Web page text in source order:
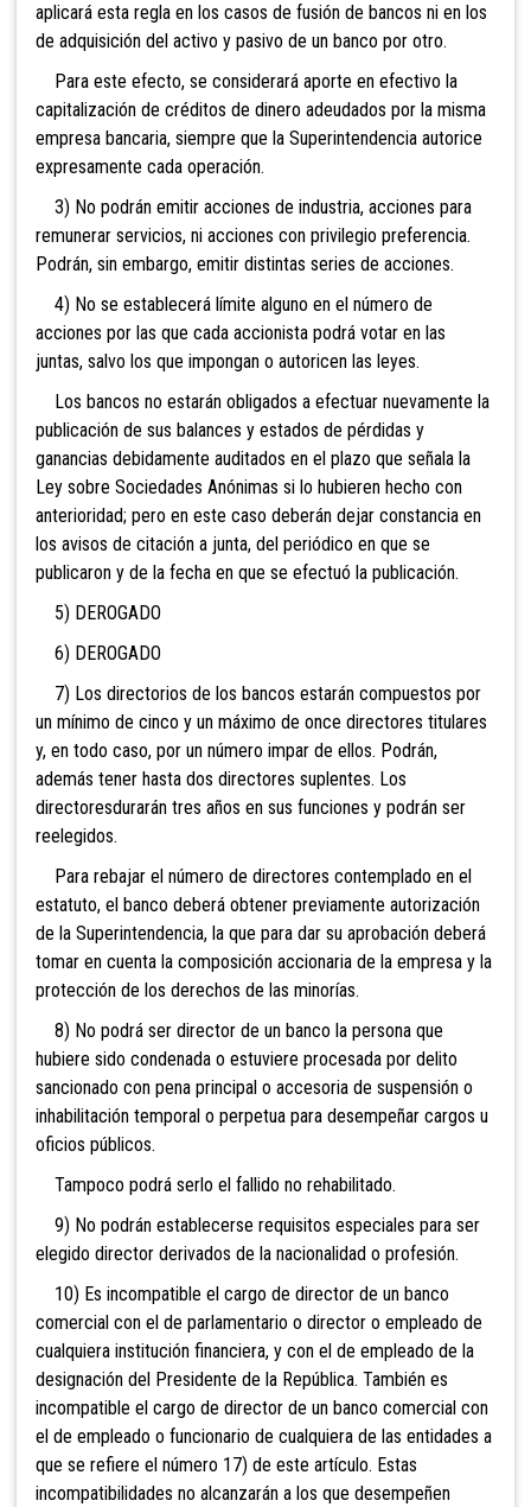
aplicará esta regla en los casos de fusión de bancos ni en los
de adquisición del activo y pasivo de un banco por otro.
Para este efecto, se considerará aporte en efectivo la
capitalización de créditos de dinero adeudados por la misma
empresa bancaria, siempre que la Superintendencia autorice
expresamente cada operación.
3) No podrán emitir acciones de industria, acciones para
remunerar servicios, ni acciones con privilegio preferencia.
Podrán, sin embargo, emitir distintas series de acciones.
4) No se establecerá límite alguno en el número de
acciones por las que cada accionista podrá votar en las
juntas, salvo los que impongan o autoricen las leyes.
Los bancos no estarán obligados a efectuar nuevamente la
publicación de sus balances y estados de pérdidas y
ganancias debidamente auditados en el plazo que señala la
Ley sobre Sociedades Anónimas si lo hubieren hecho con
anterioridad; pero en este caso deberán dejar constancia en
los avisos de citación a junta, del periódico en que se
publicaron y de la fecha en que se efectuó la publicación.
5) DEROGADO
6) DEROGADO
7) Los directorios de los bancos estarán compuestos por
un mínimo de cinco y un máximo de once directores titulares
y, en todo caso, por un número impar de ellos. Podrán,
además tener hasta dos directores suplentes. Los
directoresdurarán tres años en sus funciones y podrán ser
reelegidos.
Para rebajar el número de directores contempl ado en el
estatuto, el banco deberá obtener previamente autorización
de la Superintendencia, la que para dar su aprobación deberá
tomar en cuenta la composición accionaria de la empresa y la
protección de los derechos de las minorías.
8) No podrá ser director de un banco la persona que
hubiere sido condenada o estuviere procesada por delito
sancionado con pena principal o accesoria de suspensión o
inhabilitación temporal o perpetua para desempeñar cargos u
oficios públicos.
Tampoco podrá serlo el fallido no rehabilitado.
9) No podrán establecerse requisitos especiales para ser
elegido director derivados de la nacionalidad o profesión.
10) Es incompatible el cargo de director de un banco
comercial con el de parlamentario o director o empleado de
cualquiera institución financiera, y con el de empleado de la
designación del Presidente de la República. También es
incompatible el cargo de director de un banco comercial con
el de empleado o funcionario de cualquiera de las entidades a
que se refiere el número 17) de este artículo. Estas
incompatibilidades no alcanzarán a los que desempeñen